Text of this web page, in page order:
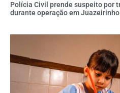
Polícia Civil prende suspeito por
durante operação em Juazeirinho